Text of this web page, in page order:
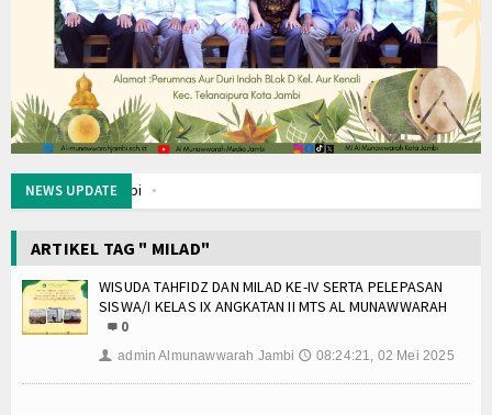
Galleri Photo
Koleksi Video
Agenda
Kontak Kami
NEWS UPDATE
Kota Jambi
Kota Jambi
Kelas IX Angkatan Ke IV
Muharram Adalah Hari Penting: Makna dan Sejarahnya
ARTIKEL TAG " MILAD"
WISUDA TAHFIDZ DAN MILAD KE-IV SERTA PELEPASAN
SISWA/I KELAS IX ANGKATAN II MTS AL MUNAWWARAH
0
👤 admin Almunawwarah Jambi 🕔 08:24:21, 02 Mei 2025